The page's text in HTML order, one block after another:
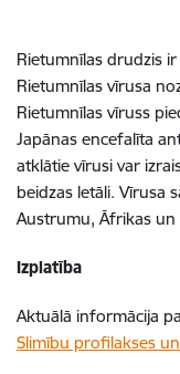
Rietumnīlas drudzis
Rietumnīlas vīrusa
Rietumnīlas vīruss
Japānas encefalīta
atklātie vīrusi var
beidzas letāli. Vīrusa
Austrumu, Āfrikas un
Izplatība
Aktuālā informācija
Slimību profilakses